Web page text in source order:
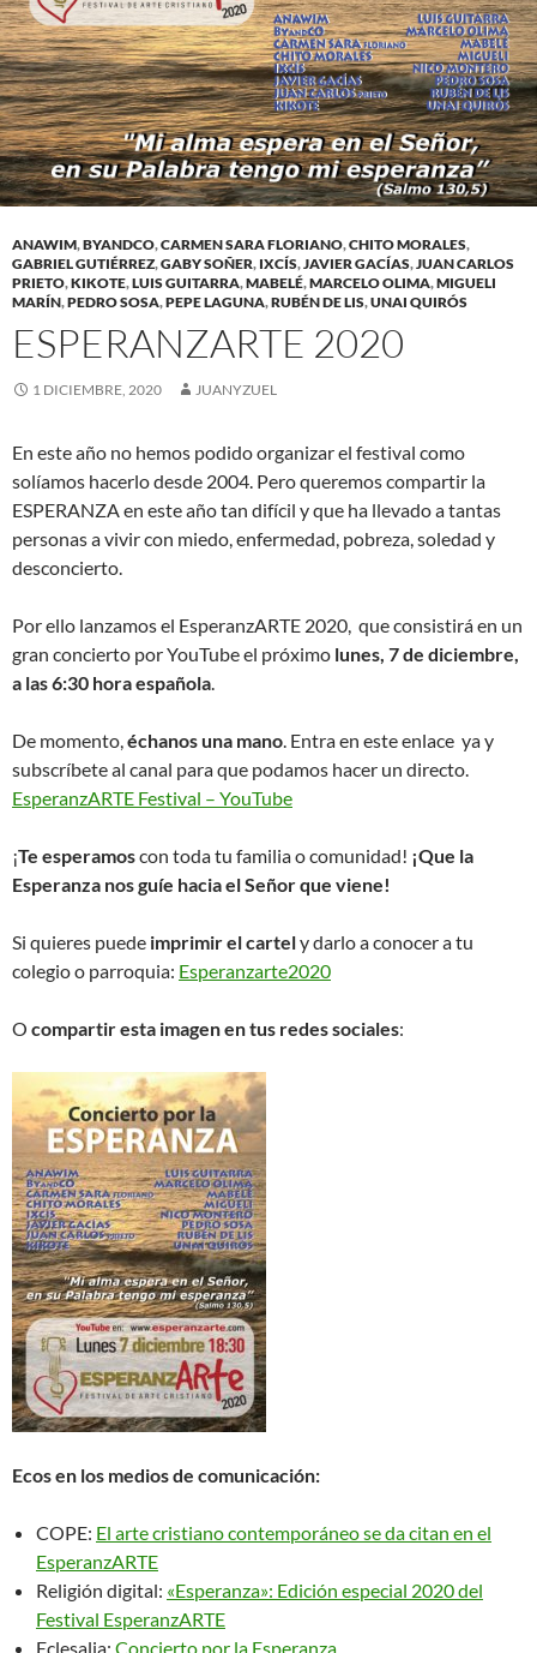
ANAWIM,BYANDCO,CARMEN SARA FLORIANO,CHITO MORALES,
GABRIEL GUTIÉRREZ,GABY SOÑER, IXCÍS,JAVIER GACÍAS,JUAN CARLOS
PRIETO,KIKOTE,LUIS GUITARRA,MABELÉ,MARCELO OLIMA,MIGUELI
MARÍN,PEDRO SOSA,PEPE LAGUNA,RUBÉN DE LIS,UNAI QUIRÓS
ESPERANZARTE 2020
1 DICIEMBRE, 2020 JUANYZUEL
En este año no hemos podido organizar el festival como
solíamos hacerlo desde 2004. Pero queremos compartir la
ESPERANZA en este año tan difícil y que ha llevado a tantas
personas a vivir con miedo, enfermedad, pobreza, soledad y
desconcierto.
Por ello lanzamos el EsperanzARTE 2020, que consistirá en un
gran concierto por YouTube el próximo lunes, 7 de diciembre,
a las 6:30 hora española.
De momento,échanos una mano. Entra en este enlace ya y
subscríbete al canal para que podamos hacer un directo.
EsperanzARTE Festival – YouTube
¡Te esperamoscon toda tu familia o comunidad! ¡Que la
Esperanza nos guíe hacia el Señor que viene!
Si quieres puede imprimir el cartely darlo a conocer a tu
colegio o parroquia: Esperanzarte2020
O compartir esta imagen en tus redes sociales:
Ecos en los medios de comunicación:
COPE: El arte cristiano contemporáneo se da citan en el
EsperanzARTE
Religión digital: «Esperanza»: Edición especial 2020 del
Festival EsperanzARTE
Eclesalia: Concierto por la Esperanza